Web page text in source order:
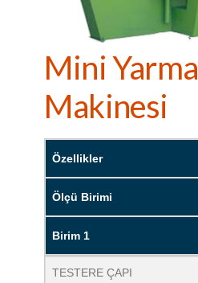
Mini Yarma
Makinesi
Özellikler
Ölçü Birimi
Birim 1
TESTERE ÇAPI